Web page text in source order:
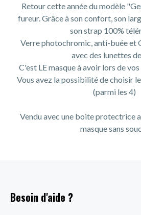
Retour cette année du modèle
fureur. Grâce à son confort, son
son strap 100%
Verre photochromic, anti-buée et
avec des lunettes
C'est LE masque à avoir lors de
Vous avez la possibilité de choisir
(parmi les 4)
Vendu avec une boite protectrice
masque sans
Besoin d'aide ?